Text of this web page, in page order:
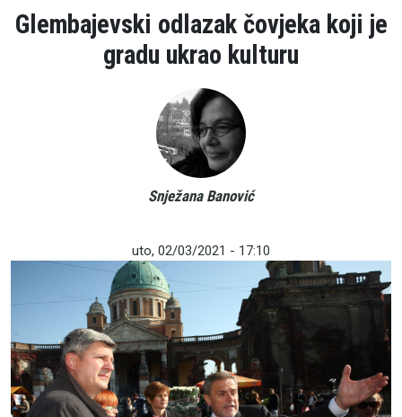
Glembajevski odlazak čovjeka koji je
gradu ukrao kulturu
Snježana Banović
uto, 02/03/2021 - 17:10